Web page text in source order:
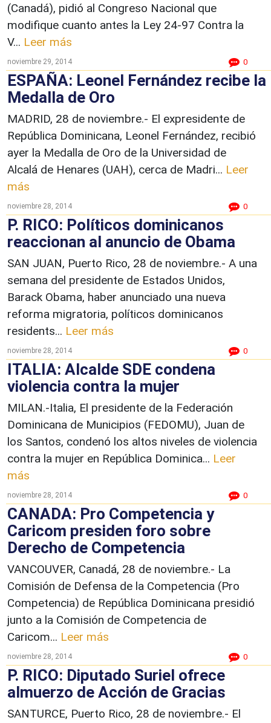
(Canadá), pidió al Congreso Nacional que
modifique cuanto antes la Ley 24-97 Contra la
V... Leer más
noviembre 29, 2014 0
ESPAÑA: Leonel Fernández recibe la
Medalla de Oro
MADRID, 28 de noviembre.- El expresidente de
República Dominicana, Leonel Fernández, recibió
ayer la Medalla de Oro de la Universidad de
Alcalá de Henares (UAH), cerca de Madri... Leer
más
noviembre 28, 2014 0
P. RICO: Políticos dominicanos
reaccionan al anuncio de Obama
SAN JUAN, Puerto Rico, 28 de noviembre.- A una
semana del presidente de Estados Unidos,
Barack Obama, haber anunciado una nueva
reforma migratoria, políticos dominicanos
residents... Leer más
noviembre 28, 2014 0
ITALIA: Alcalde SDE condena
violencia contra la mujer
MILAN.-Italia, El presidente de la Federación
Dominicana de Municipios (FEDOMU), Juan de
los Santos, condenó los altos niveles de violencia
contra la mujer en República Dominica... Leer
más
noviembre 28, 2014 0
CANADA: Pro Competencia y
Caricom presiden foro sobre
Derecho de Competencia
VANCOUVER, Canadá, 28 de noviembre.- La
Comisión de Defensa de la Competencia (Pro
Competencia) de República Dominicana presidió
junto a la Comisión de Competencia de
Caricom... Leer más
noviembre 28, 2014 0
P. RICO: Diputado Suriel ofrece
almuerzo de Acción de Gracias
SANTURCE, Puerto Rico, 28 de noviembre.- El